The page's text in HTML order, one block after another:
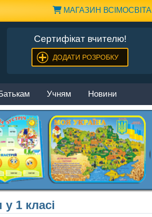
МАГАЗИН ВСІМОСВІТА
Сертифікат вчителю!
ДОДАТИ РОЗРОБКУ
Учням Новини
1 класі